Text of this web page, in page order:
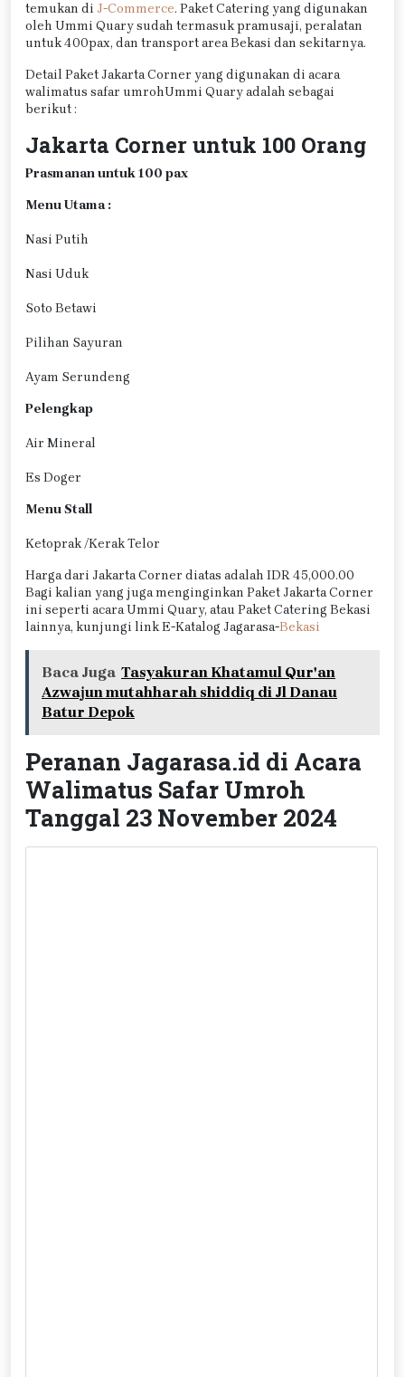
temukan di J-Commerce. Paket Catering yang digunakan
oleh Ummi Quary sudah termasuk pramusaji, peralatan
untuk 400pax, dan transport area Bekasi dan sekitarnya.
Detail Paket Jakarta Corner yang digunakan di acara
walimatus safar umrohUmmi Quary adalah sebagai
berikut :
Jakarta Corner untuk 100 Orang
Prasmanan untuk 100 pax
Menu Utama :
Nasi Putih
Nasi Uduk
Soto Betawi
Pilihan Sayuran
Ayam Serundeng
Pelengkap
Air Mineral
Es Doger
Menu Stall
Ketoprak /Kerak Telor
Harga dari Jakarta Corner diatas adalah IDR 45,000.00
Bagi kalian yang juga menginginkan Paket Jakarta Corner
ini seperti acara Ummi Quary, atau Paket Catering Bekasi
lainnya, kunjungi link E-Katalog Jagarasa-Bekasi
Baca Juga Tasyakuran Khatamul Qur'an
Azwajun mutahharah shiddiq di Jl Danau
Batur Depok
Peranan Jagarasa.id di Acara
Walimatus Safar Umroh
Tanggal 23 November 2024